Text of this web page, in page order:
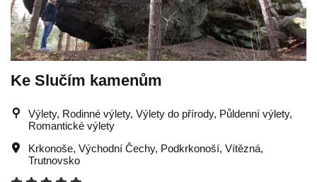
Ke Slučím kamenům
Výlety, Rodinné výlety, Výlety do přírody, Půldenní výlety,
Romantické výlety
Krkonoše, Východní Čechy, Podkrkonoší, Vítězná,
Trutnovsko